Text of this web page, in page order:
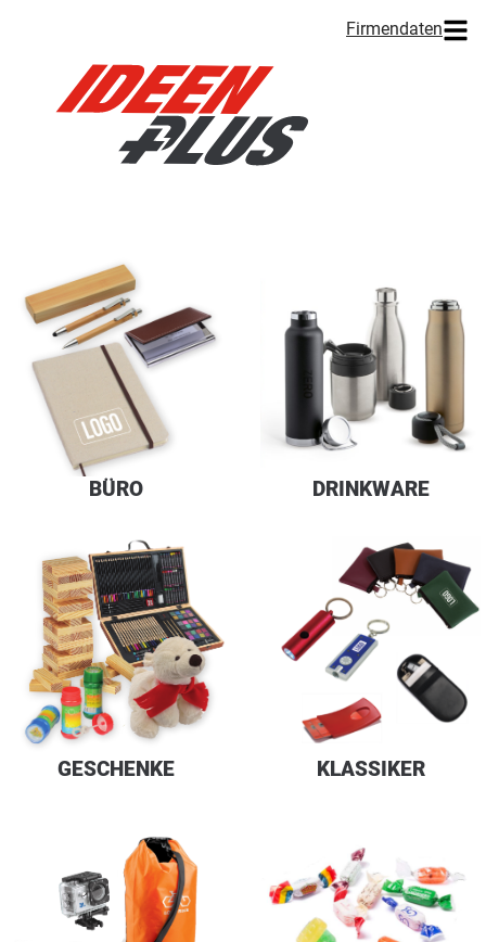
Firmendaten
BÜRO DRINKWARE
GESCHENKE KLASSIKER